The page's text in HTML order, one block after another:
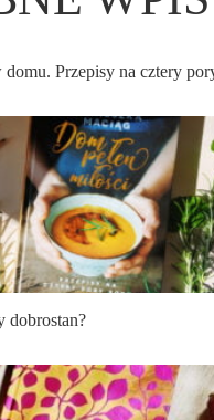
domu. Przepisy na cztery
dobrostan?